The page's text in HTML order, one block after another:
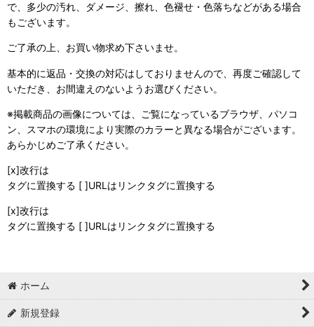
で、多少の汚れ、ダメージ、擦れ、色褪せ・色落ちなどがある場合
もございます。
ご了承の上、お買い物求め下さいませ。
基本的に返品・交換の対応はしておりませんので、再度ご確認して
いただき、お間違えのないようお選びください。
※掲載商品の画像については、ご覧になっているブラウザ、パソコ
ン、スマホの環境により実際のカラーと異なる場合がございます。
あらかじめご了承ください。
[x]改行は
タグに置換する [ ]URLはリンクタグに置換する
[x]改行は
タグに置換する [ ]URLはリンクタグに置換する
ホーム
新規登録